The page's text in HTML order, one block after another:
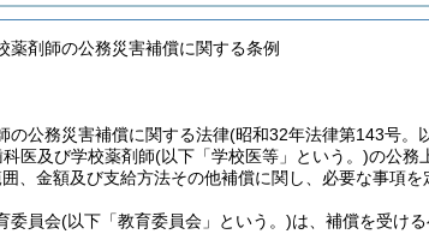
剤師の公務災害補償に関する条例
の公務災害補償に関する法律(昭和32年法律第143号。
医及び学校薬剤師(以下「学校医等」という。)の公務
、金額及び支給方法その他補償に関し、必要な事項を
委員会(以下「教育委員会」という。)は、補償を受け